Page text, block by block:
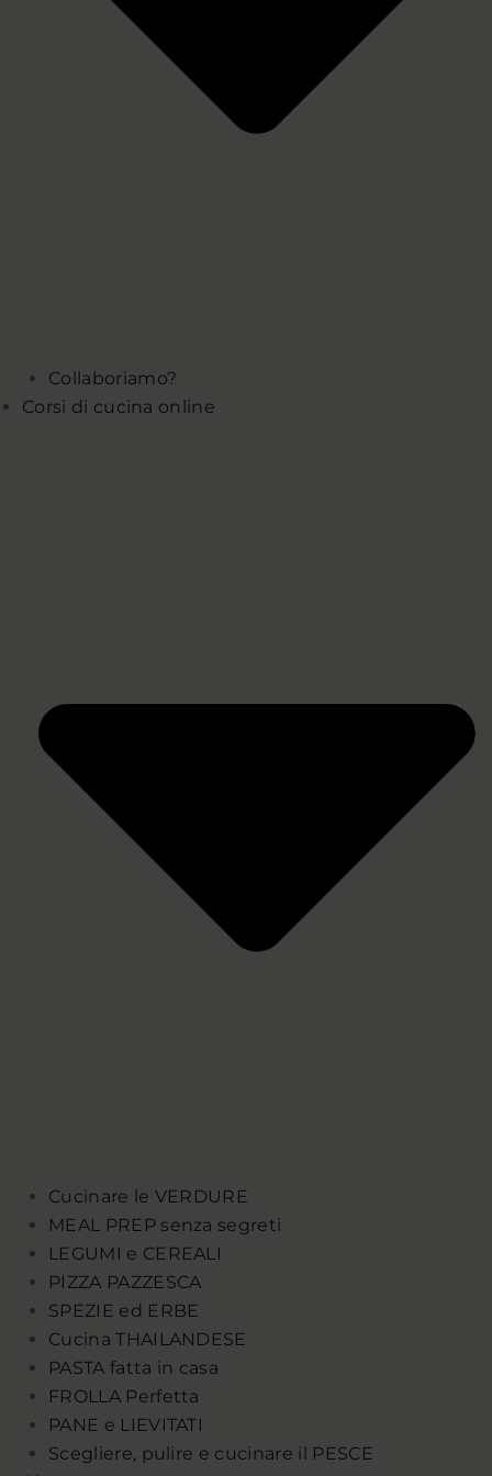
Collaboriamo?
Corsi di cucina online
Cucinare le VERDURE
MEAL PREP senza segreti
LEGUMI e CEREALI
PIZZA PAZZESCA
SPEZIE ed ERBE
Cucina THAILANDESE
PASTA fatta in casa
FROLLA Perfetta
PANE e LIEVITATI
Scegliere, pulire e cucinare il PESCE